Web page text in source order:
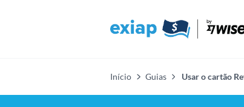
Início Guias Usar o cartão